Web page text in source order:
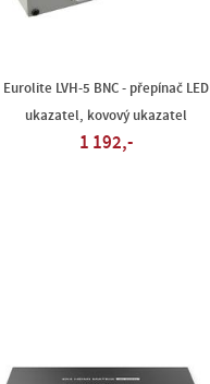
Eurolite LVH-5 BNC - přepínač LED
ukazatel, kovový ukazatel
1 192,-